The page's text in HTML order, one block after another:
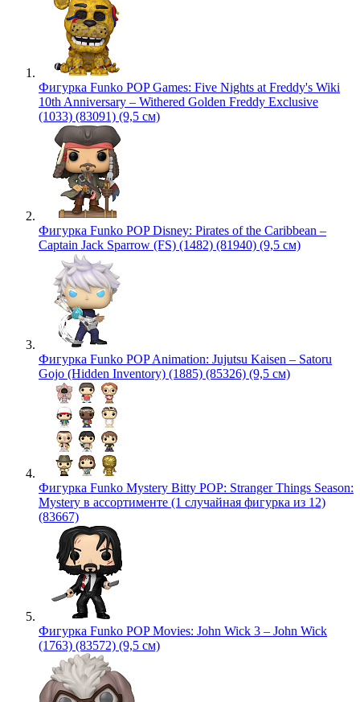
Фигурка Funko POP Games: Five Nights at Freddy's Wiki
10th Anniversary – Withered Golden Freddy Exclusive
(1033) (83091) (9,5 см)
Фигурка Funko POP Disney: Pirates of the Caribbean –
Captain Jack Sparrow (FS) (1482) (81940) (9,5 см)
Фигурка Funko POP Animation: Jujutsu Kaisen – Satoru
Gojo (Hidden Inventory) (1885) (85326) (9,5 см)
Фигурка Funko Mystery Bitty POP: Stranger Things Season:
Mystery в ассортименте (1 случайная фигурка из 12)
(83667)
Фигурка Funko POP Movies: John Wick 3 – John Wick
(1763) (83572) (9,5 см)